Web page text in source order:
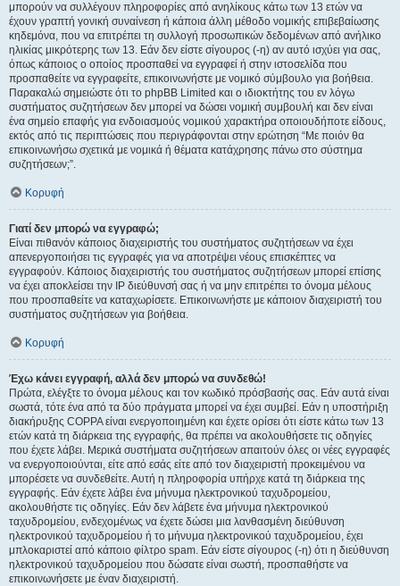
μπορούν να συλλέγουν πληροφορίες από ανηλίκους κάτω των 13 ετών να
έχουν γραπτή γονική συναίνεση ή κάποια άλλη μέθοδο νομικής επιβεβαίωσης
κηδεμόνα, που να επιτρέπει τη συλλογή προσωπικών δεδομένων από ανήλικο
ηλικίας μικρότερης των 13. Εάν δεν είστε σίγουρος (-η) αν αυτό ισχύει για σας,
όπως κάποιος ο οποίος προσπαθεί να εγγραφεί ή στην ιστοσελίδα που
προσπαθείτε να εγγραφείτε, επικοινωνήστε με νομικό σύμβουλο για βοήθεια.
Παρακαλώ σημειώστε ότι το phpBB Limited και ο ιδιοκτήτης του εν λόγω
συστήματος συζητήσεων δεν μπορεί να δώσει νομική συμβουλή και δεν είναι
ένα σημείο επαφής για ενδοιασμούς νομικού χαρακτήρα οποιουδήποτε είδους,
εκτός από τις περιπτώσεις που περιγράφονται στην ερώτηση “Με ποιόν θα
επικοινωνήσω σχετικά με νομικά ή θέματα κατάχρησης πάνω στο σύστημα
συζητήσεων;”.
Κορυφή
Γιατί δεν μπορώ να εγγραφώ;
Είναι πιθανόν κάποιος διαχειριστής του συστήματος συζητήσεων να έχει
απενεργοποιήσει τις εγγραφές για να αποτρέψει νέους επισκέπτες να
εγγραφούν. Κάποιος διαχειριστής του συστήματος συζητήσεων μπορεί επίσης
να έχει αποκλείσει την IP διεύθυνσή σας ή να μην επιτρέπει το όνομα μέλους
που προσπαθείτε να καταχωρίσετε. Επικοινωνήστε με κάποιον διαχειριστή του
συστήματος συζητήσεων για βοήθεια.
Κορυφή
Έχω κάνει εγγραφή, αλλά δεν μπορώ να συνδεθώ!
Πρώτα, ελέγξτε το όνομα μέλους και τον κωδικό πρόσβασής σας. Εάν αυτά είναι
σωστά, τότε ένα από τα δύο πράγματα μπορεί να έχει συμβεί. Εάν η υποστήριξη
διακήρυξης COPPA είναι ενεργοποιημένη και έχετε ορίσει ότι είστε κάτω των 13
ετών κατά τη διάρκεια της εγγραφής, θα πρέπει να ακολουθήσετε τις οδηγίες
που έχετε λάβει. Μερικά συστήματα συζητήσεων απαιτούν όλες οι νέες εγγραφές
να ενεργοποιούνται, είτε από εσάς είτε από τον διαχειριστή προκειμένου να
μπορέσετε να συνδεθείτε. Αυτή η πληροφορία υπήρχε κατά τη διάρκεια της
εγγραφής. Εάν έχετε λάβει ένα μήνυμα ηλεκτρονικού ταχυδρομείου,
ακολουθήστε τις οδηγίες. Εάν δεν λάβετε ένα μήνυμα ηλεκτρονικού
ταχυδρομείου, ενδεχομένως να έχετε δώσει μια λανθασμένη διεύθυνση
ηλεκτρονικού ταχυδρομείου ή το μήνυμα ηλεκτρονικού ταχυδρομείου, έχει
μπλοκαριστεί από κάποιο φίλτρο spam. Εάν είστε σίγουρος (-η) ότι η διεύθυνση
ηλεκτρονικού ταχυδρομείου που δώσατε είναι σωστή, προσπαθήστε να
επικοινωνήσετε με έναν διαχειριστή.